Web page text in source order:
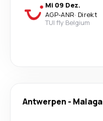
Mi 09 Dez.
AGP-ANR· Direkt
TUI fly Belgium
Antwerpen - Malaga